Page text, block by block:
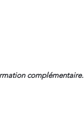
complémentaire.